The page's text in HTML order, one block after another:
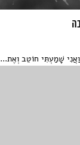
שָׁמַעְתִּי חוֹטֵב וְאֶת...